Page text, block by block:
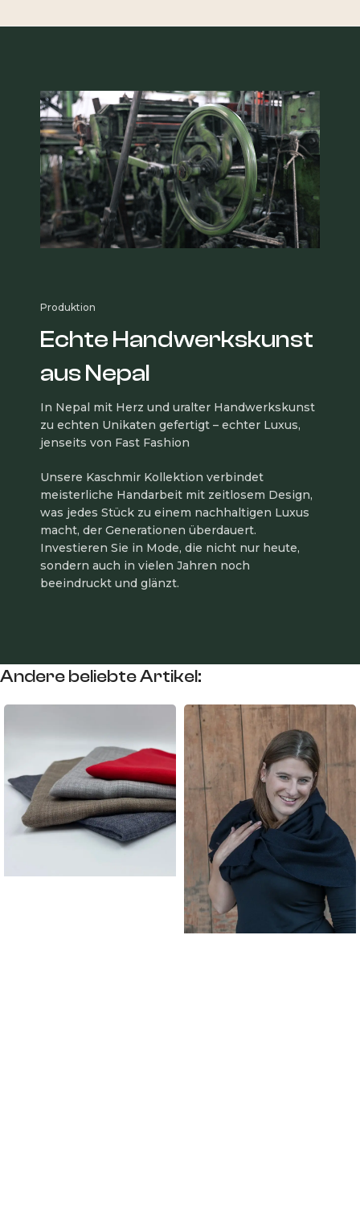
Produktion
Echte Handwerkskunst
aus Nepal
In Nepal mit Herz und uralter Handwerkskunst
zu echten Unikaten gefertigt – echter Luxus,
jenseits von Fast Fashion
Unsere Kaschmir Kollektion verbindet
meisterliche Handarbeit mit zeitlosem Design,
was jedes Stück zu einem nachhaltigen Luxus
macht, der Generationen überdauert.
Investieren Sie in Mode, die nicht nur heute,
sondern auch in vielen Jahren noch
beeindruckt und glänzt.
Andere beliebte Artikel: